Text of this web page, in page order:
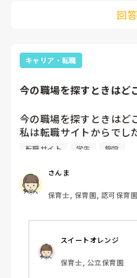
私たちの方が仕事ができ
私は伝えてます。その
回
キャリア・転職
今の職場を探すときはど
今の職場を探すときはど
私は転職サイトからでし
他にも専門学校や大学の
転職サイト 学生 施設
さんま
保育士, 保育園, 認可保育
スイートオレンジ
保育士, 公立保育園